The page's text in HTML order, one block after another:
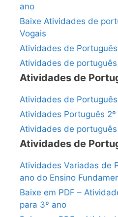
ano
Baixe Atividades de
Vogais
Atividades de Português
Atividades de português
Atividades de
Atividades de
Atividades Português
Atividades de
Atividades de
Atividades Variadas de
ano do Ensino
Baixe em PDF –
para 3º ano